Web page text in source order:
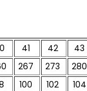
41 42
43
267 273
280
100 102 104